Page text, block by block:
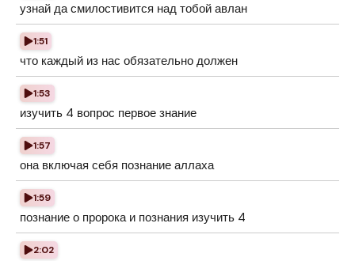
узнай да смилостивится над тобой авлан
1:51
что каждый из нас обязательно должен
1:53
изучить 4 вопрос первое знание
1:57
она включая себя познание аллаха
1:59
познание о пророка и познания изучить 4
2:02